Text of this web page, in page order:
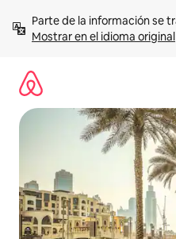
contenidoMostrar en el idioma original